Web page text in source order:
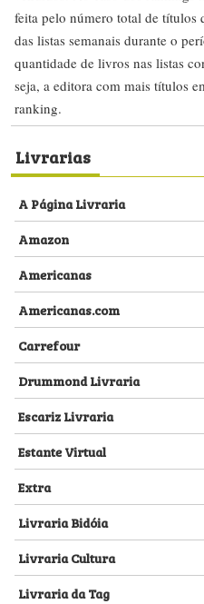
feita pelo número total de títulos
das listas semanais durante o
quantidade de livros nas listas
seja, a editora com mais títulos
ranking.
Livrarias
A Página Livraria
Amazon
Americanas
Americanas.com
Carrefour
Drummond Livraria
Escariz Livraria
Estante Virtual
Extra
Livraria Bidóia
Livraria Cultura
Livraria da Tag